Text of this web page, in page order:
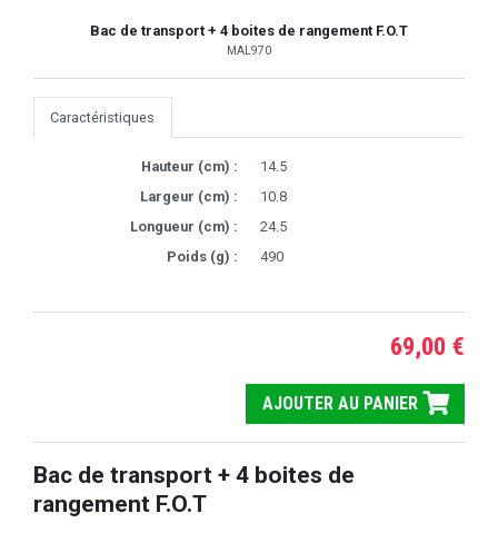
Bac de transport + 4 boites de rangement F.O.T
MAL970
Caractéristiques
Hauteur (cm) :
14.5
Largeur (cm) :
10.8
Longueur (cm) :
24.5
Poids (g) :
490
69,00 €
AJOUTER AU PANIER
Bac de transport + 4 boites de
rangement F.O.T